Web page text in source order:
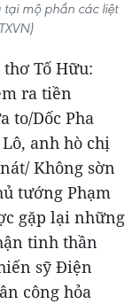
mộ phần các liệt
Tố Hữu:
ra tiền
to/Dốc Pha
anh hò chị
Không sờn
tướng Phạm
gặp lại những
tinh thần
sỹ Điện
công hỏa